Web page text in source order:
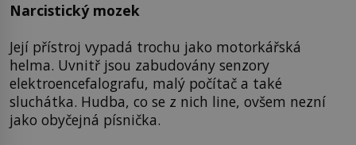
Narcistický mozek
Její přístroj vypadá trochu jako motorkářská
helma. Uvnitř jsou zabudovány senzory
elektroencefalografu, malý počítač a také
sluchátka. Hudba, co se z nich line, ovšem nezní
jako obyčejná písnička.